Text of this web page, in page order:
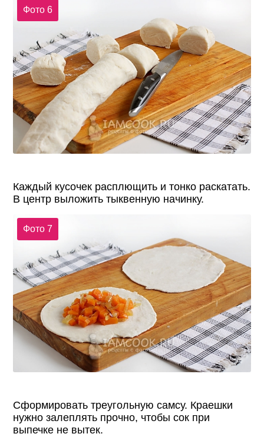
Фото 6
Каждый кусочек расплющить и тонко раскатать.
В центр выложить тыквенную начинку.
Фото 7
Сформировать треугольную самсу. Краешки
нужно залеплять прочно, чтобы сок при
выпечке не вытек.